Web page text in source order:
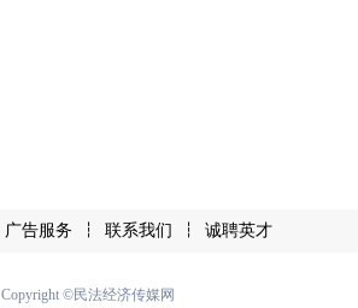
广告服务 ┆ 联系我们 ┆ 诚聘英才
Copyright ©民法经济传媒网